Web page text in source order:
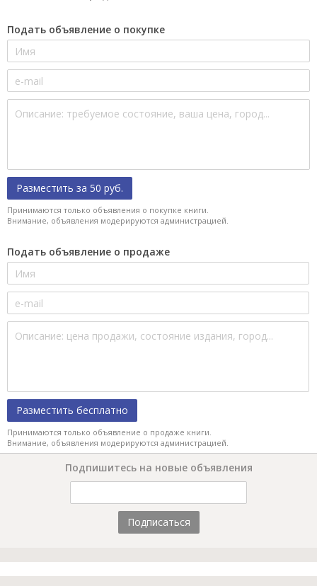
Подать объявление о покупке
Разместить за 50 руб.
Принимаются только объявления о покупке книги.
Внимание, объявления модерируются администрацией.
Подать объявление о продаже
Разместить бесплатно
Принимаются только объявление о продаже книги.
Внимание, объявления модерируются администрацией.
Подпишитесь на новые объявления
Подписаться